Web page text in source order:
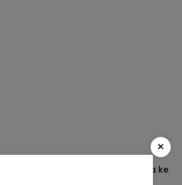
Disdukcapil Sawahlunto Jemput Bola ke
×